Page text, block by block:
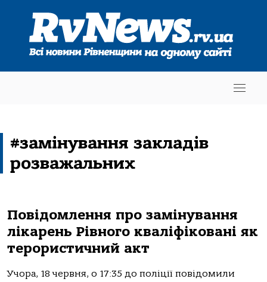
#замінування закладів
розважальних
Повідомлення про замінування
лікарень Рівного кваліфіковані як
терористичний акт
Учора, 18 червня, о 17:35 до поліції повідомили